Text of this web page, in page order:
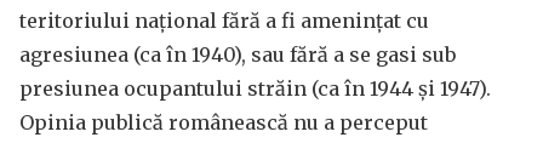
teritoriului național fără a fi amenințat cu
agresiunea (ca în 1940), sau fără a se gasi sub
presiunea ocupantului străin (ca în 1944 și 1947).
Opinia publică românească nu a perceput